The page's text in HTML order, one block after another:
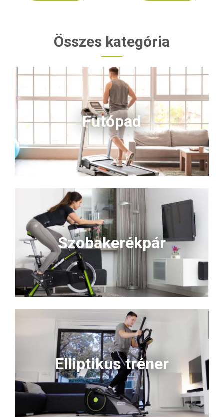
Összes kategória
Futópad
Szobakerékpár
Elliptikus tréner